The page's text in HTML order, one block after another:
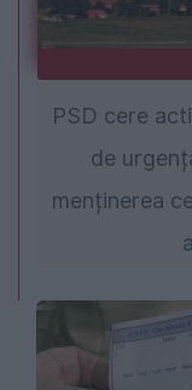
PSD cere
de
menținerea